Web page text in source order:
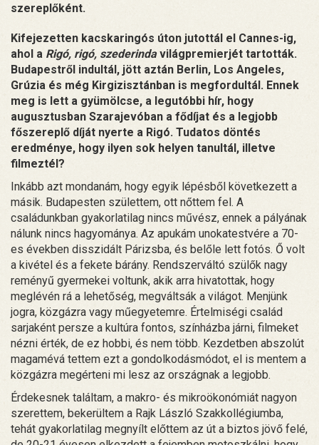
szereplőként.
Kifejezetten kacskaringós úton jutottál el Cannes-ig,
ahol a Rigó, rigó, szederindavilágpremierjét tartották.
Budapestről indultál, jött aztán Berlin, Los Angeles,
Grúzia és még Kirgizisztánban is megfordultál. Ennek
meg is lett a gyümölcse, a legutóbbi hír, hogy
augusztusban Szarajevóban a fődíjat és a legjobb
főszereplő díját nyerte a Rigó. Tudatos döntés
eredménye, hogy ilyen sok helyen tanultál, illetve
filmeztél?
Inkább azt mondanám, hogy egyik lépésből következett a
másik. Budapesten születtem, ott nőttem fel. A
családunkban gyakorlatilag nincs művész, ennek a pályának
nálunk nincs hagyománya. Az apukám unokatestvére a 70-
es években disszidált Párizsba, és belőle lett fotós. Ő volt
a kivétel és a fekete bárány. Rendszerváltó szülők nagy
reményű gyermekei voltunk, akik arra hivatottak, hogy
meglévén rá a lehetőség, megváltsák a világot. Menjünk
jogra, közgázra vagy műegyetemre. Értelmiségi család
sarjaként persze a kultúra fontos, színházba járni, filmeket
nézni érték, de ez hobbi, és nem több. Kezdetben abszolút
magamévá tettem ezt a gondolkodásmódot, el is mentem a
közgázra megérteni mi lesz az országnak a legjobb.
Érdekesnek találtam, a makro- és mikroökonómiát nagyon
szerettem, bekerültem a Rajk László Szakkollégiumba,
tehát gyakorlatilag megnyílt előttem az út a biztos jövő felé,